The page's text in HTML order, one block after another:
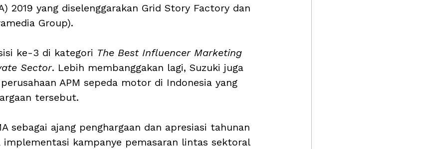
2019 yang diselenggarakan Grid Story Factory dan
Group).
ke-3 di kategori The Best Influencer Marketing
Sector. Lebih membanggakan lagi, Suzuki juga
APM sepeda motor di Indonesia yang
tersebut.
sebagai ajang penghargaan dan apresiasi tahunan
kampanye pemasaran lintas sektoral